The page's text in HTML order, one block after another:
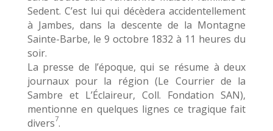
Sedent. C’est lui qui décèdera accidentellement
à Jambes, dans la descente de la Montagne
Sainte-Barbe, le 9 octobre 1832 à 11 heures du
soir.
La presse de l’époque, qui se résume à deux
journaux pour la région (Le Courrier de la
Sambre et L’Éclaireur, Coll. Fondation SAN),
mentionne en quelques lignes ce tragique fait
divers7.